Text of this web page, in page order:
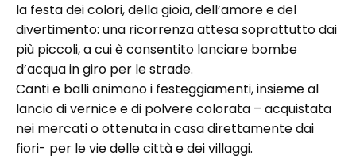
la festa dei colori, della gioia, dell’amore e del
divertimento: una ricorrenza attesa soprattutto dai
più piccoli, a cui è consentito lanciare bombe
d’acqua in giro per le strade.
Canti e balli animano i festeggiamenti, insieme al
lancio di vernice e di polvere colorata – acquistata
nei mercati o ottenuta in casa direttamente dai
fiori- per le vie delle città e dei villaggi.